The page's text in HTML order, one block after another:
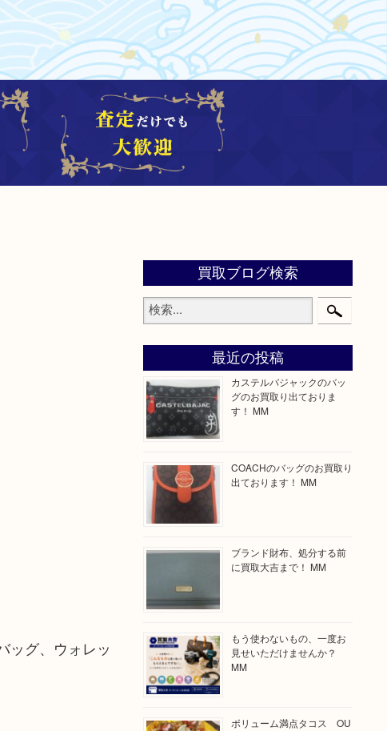
ッグ、ウォレッ
買取ブログ検索
最近の投稿
カステルバジャックのバッ
グのお買取り出ておりま
す！ MM
COACHのバッグのお買取り
出ております！ MM
ブランド財布、処分する前
に買取大吉まで！ MM
もう使わないもの、一度お
見せいただけませんか？
MM
ボリューム満点タコス OU